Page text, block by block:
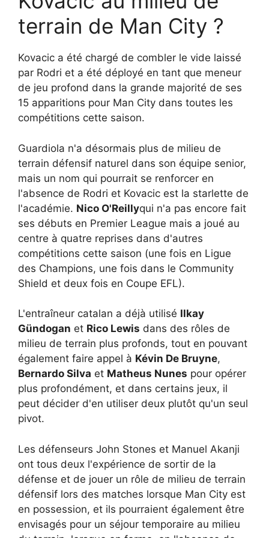
terrain de Man City ?
Kovacic a été chargé de combler le vide laissé
par Rodri et a été déployé en tant que meneur
de jeu profond dans la grande majorité de ses
15 apparitions pour Man City dans toutes les
compétitions cette saison.
Guardiola n'a désormais plus de milieu de
terrain défensif naturel dans son équipe senior,
mais un nom qui pourrait se renforcer en
l'absence de Rodri et Kovacic est la starlette de
l'académie. Nico O'Reillyqui n'a pas encore fait
ses débuts en Premier League mais a joué au
centre à quatre reprises dans d'autres
compétitions cette saison (une fois en Ligue
des Champions, une fois dans le Community
Shield et deux fois en Coupe EFL).
L'entraîneur catalan a déjà utilisé Ilkay
Gündogan et Rico Lewis dans des rôles de
milieu de terrain plus profonds, tout en pouvant
également faire appel à Kévin De Bruyne,
Bernardo Silva et Matheus Nunes pour opérer
plus profondément, et dans certains jeux, il
peut décider d'en utiliser deux plutôt qu'un seul
pivot.
Les défenseurs John Stones et Manuel Akanji
ont tous deux l'expérience de sortir de la
défense et de jouer un rôle de milieu de terrain
défensif lors des matches lorsque Man City est
en possession, et ils pourraient également être
envisagés pour un séjour temporaire au milieu